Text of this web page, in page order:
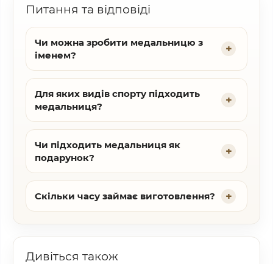
Питання та відповіді
Чи можна зробити медальницю з
іменем?
Для яких видів спорту підходить
медальниця?
Чи підходить медальниця як
подарунок?
Скільки часу займає виготовлення?
Дивіться також